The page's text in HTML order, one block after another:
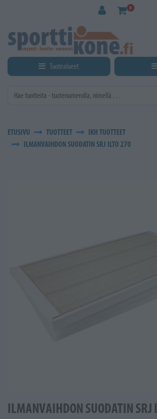
0
Tuotealueet
ETUSIVU TUOTTEET
IKH TUOTTEET
ILMANVAIHDON SUODATIN SRJ ILTO 270
ILMANVAIHDON SUODATIN SRJ